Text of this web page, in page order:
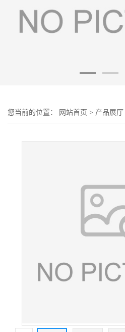
您当前的位置： 网站首页 > 产品展厅